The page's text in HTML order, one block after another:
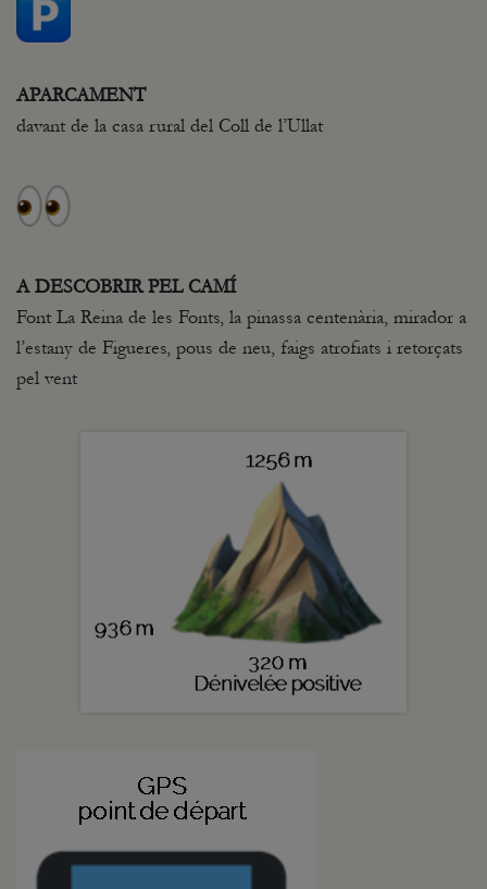
APARCAMENT
davant de la casa rural del Coll de l’Ullat
A DESCOBRIR PEL CAMÍ
Font La Reina de les Fonts, la pinassa centenària, mirador a
l’estany de Figueres, pous de neu, faigs atrofiats i retorçats
pel vent